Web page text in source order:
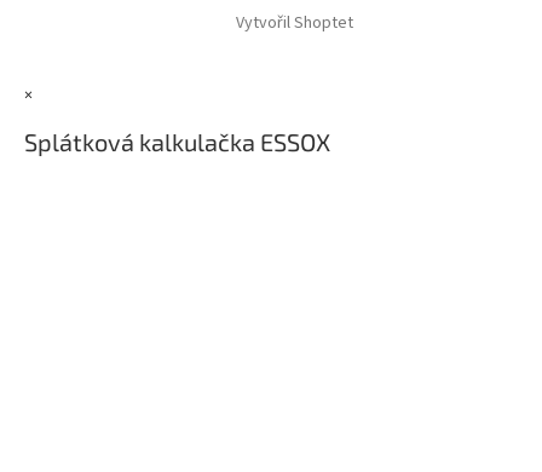
Vytvořil Shoptet
×
Splátková kalkulačka ESSOX